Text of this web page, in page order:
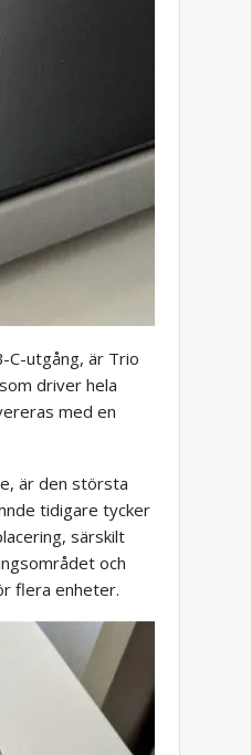
C-utgång, är Trio
driver hela
med en
är den största
tidigare tycker
särskilt
och
flera enheter.